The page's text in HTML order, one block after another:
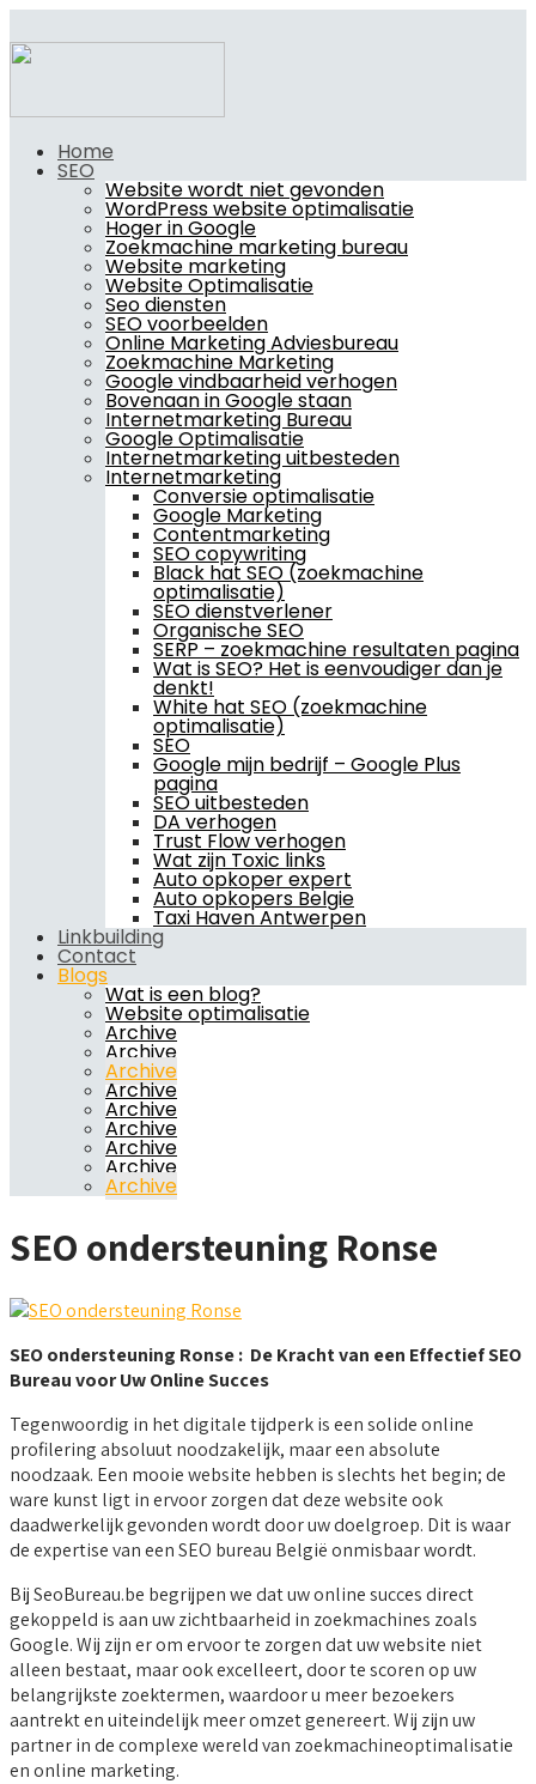
Home
SEO
Website wordt niet gevonden
WordPress website optimalisatie
Hoger in Google
Zoekmachine marketing bureau
Website marketing
Website Optimalisatie
Seo diensten
SEO voorbeelden
Online Marketing Adviesbureau
Zoekmachine Marketing
Google vindbaarheid verhogen
Bovenaan in Google staan
Internetmarketing Bureau
Google Optimalisatie
Internetmarketing uitbesteden
Internetmarketing
Conversie optimalisatie
Google Marketing
Contentmarketing
SEO copywriting
Black hat SEO (zoekmachine
optimalisatie)
SEO dienstverlener
Organische SEO
SERP – zoekmachine resultaten pagina
Wat is SEO? Het is eenvoudiger dan je
denkt!
White hat SEO (zoekmachine
optimalisatie)
SEO
Google mijn bedrijf – Google Plus
pagina
SEO uitbesteden
DA verhogen
Trust Flow verhogen
Wat zijn Toxic links
Auto opkoper expert
Auto opkopers Belgie
Taxi Haven Antwerpen
Linkbuilding
Contact
Blogs
Wat is een blog?
Website optimalisatie
Archive
Archive
Archive
Archive
Archive
Archive
Archive
Archive
Archive
SEO ondersteuning Ronse
SEO ondersteuning Ronse : De Kracht van een Effectief SEO
Bureau voor Uw Online Succes
Tegenwoordig in het digitale tijdperk is een solide online
profilering absoluut noodzakelijk, maar een absolute
noodzaak. Een mooie website hebben is slechts het begin; de
ware kunst ligt in ervoor zorgen dat deze website ook
daadwerkelijk gevonden wordt door uw doelgroep. Dit is waar
de expertise van een SEO bureau België onmisbaar wordt.
Bij SeoBureau.be begrijpen we dat uw online succes direct
gekoppeld is aan uw zichtbaarheid in zoekmachines zoals
Google. Wij zijn er om ervoor te zorgen dat uw website niet
alleen bestaat, maar ook excelleert, door te scoren op uw
belangrijkste zoektermen, waardoor u meer bezoekers
aantrekt en uiteindelijk meer omzet genereert. Wij zijn uw
partner in de complexe wereld van zoekmachineoptimalisatie
en online marketing.